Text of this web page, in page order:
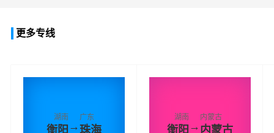
更多专线
湖南
衡阳 →
广东
珠海
湖南
衡阳 →
内蒙古
内蒙古